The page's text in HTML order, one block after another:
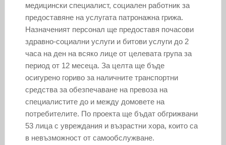
медицински специалист, социален работник за
предоставяне на услугата патронажна грижа.
Назначеният персонал ще предоставя почасови
здравно-социални услуги и битови услуги до 2
часа на ден на всяко лице от целевата група за
период от 12 месеца. За целта ще бъде
осигурено гориво за наличните транспортни
средства за обезпечаване на превоза на
специалистите до и между домовете на
потребителите. По проекта ще бъдат обгрижвани
53 лица с увреждания и възрастни хора, които са
в невъзможност от самообслужване.